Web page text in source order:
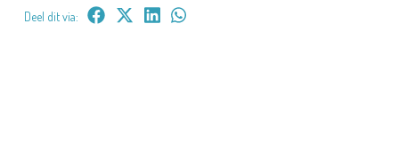
Deel dit via: